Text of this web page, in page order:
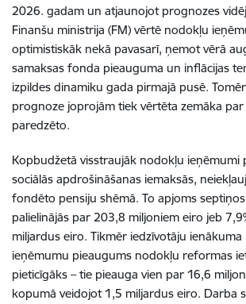
2026. gadam un atjaunojot prognozes
Finanšu ministrija (FM) vērtē nodokļu
optimistiskāk nekā pavasarī, ņemot vērā
samaksas fonda pieauguma un inflācijas
izpildes dinamiku gada pirmajā pusē.
prognoze joprojām tiek vērtēta zemāka
paredzēto.
Kopbudžetā visstraujāk nodokļu ieņēmumi
sociālās apdrošināšanas iemaksās,
fondēto pensiju shēmā. To apjoms
palielinājās par 203,8 miljoniem eiro jeb
miljardus eiro. Tikmēr iedzīvotāju
ieņēmumu pieaugums nodokļu reformas
pieticīgāks – tie pieauga vien par 16,6
kopumā veidojot 1,5 miljardus eiro. Darba